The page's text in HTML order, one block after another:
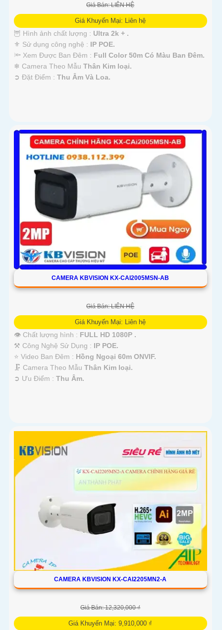
Giá Bán: LIÊN HỆ
Giá Khuyến Mại: Liên hệ
🦉 Hình ảnh chất lượng : Ultra 2k + .
⚜️ Sử dụng công nghệ : IP POE.
🔦 Xem Được Ban Đêm : Full Color 50m Có Màu Ban Ðêm.
❄ Camera Theo Mẫu Thân Kim loại.
️➲ Đặt Điểm : Thu Âm Và Loa.
CAMERA KBVISION KX-CAI2005MSN-AB
Giá Bán: LIÊN HỆ
Giá Khuyến Mại: Liên hệ
👁 Chất lượng hình : FULL HD 1080P .
⚒ Công Nghệ Sử Dụng : IP POE.
⭐ Video Ban Đêm : Hồng Ngoại 60m ONVIF.
🗜️ Camera Theo Mẫu Thân Kim loại.
️➲ Ưu Điểm : Thu Âm.
CAMERA KBVISION KX-CAI2205MN2-A
Giá Bán: 12,320,000 ₫
Giá Khuyến Mại: 9,910,000 ₫